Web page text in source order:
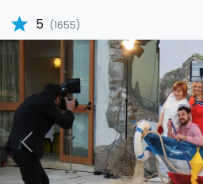
star 5 (1655)
Previous